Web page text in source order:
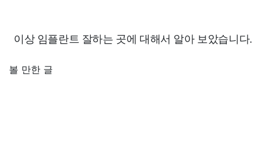
이상 임플란트 잘하는 곳에 대해서 알아 보았습니다.
볼 만한 글